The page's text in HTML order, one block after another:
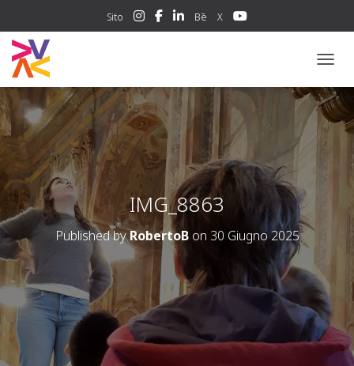
Sito Bē X
IMG_8863
Published byRobertoBon 30 Giugno 2025